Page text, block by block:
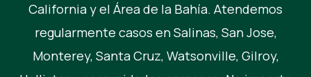
California y el Área de la Bahía. Atendemos
regularmente casos en Salinas, San Jose,
Monterey, Santa Cruz, Watsonville, Gilroy,